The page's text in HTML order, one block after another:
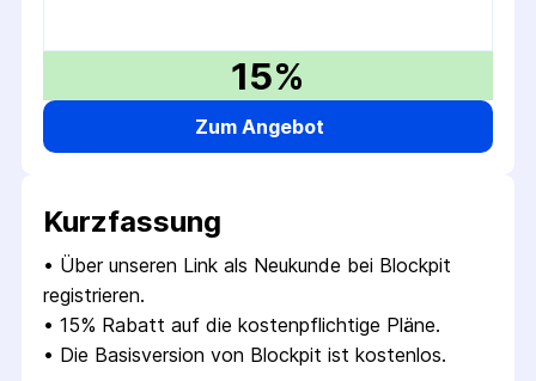
15%
Zum Angebot
Kurzfassung
• Über unseren Link als Neukunde bei Blockpit
registrieren.
• 15% Rabatt auf die kostenpflichtige Pläne.
• Die Basisversion von Blockpit ist kostenlos.